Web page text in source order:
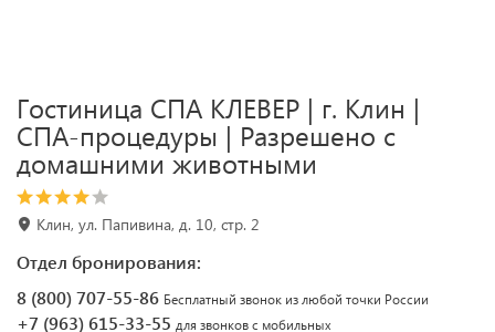
Гостиница СПА КЛЕВЕР | г. Клин |
СПА-процедуры | Разрешено с
домашними животными
Клин, ул. Папивина, д. 10, стр. 2
Отдел бронирования:
8 (800) 707-55-86 Бесплатный звонок из любой точки России
+7 (963) 615-33-55 для звонков с мобильных